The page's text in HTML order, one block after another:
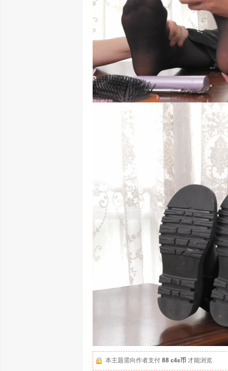
本主题需向作者支付88 c4s币才能浏览